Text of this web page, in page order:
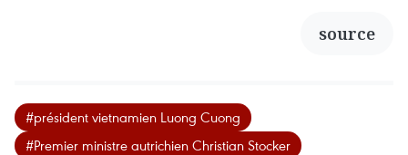
source
#président vietnamien Luong Cuong
#Premier ministre autrichien Christian Stocker